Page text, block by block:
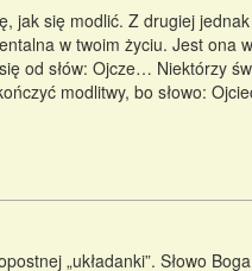
jak się modlić. Z drugiej
w twoim życiu. Jest ona
od słów: Ojcze… Niektórzy
modlitwy, bo słowo:
„układanki”. Słowo